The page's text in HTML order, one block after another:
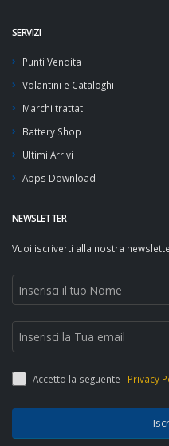
SERVIZI
Punti Vendita
Volantini e Cataloghi
Marchi trattati
Battery Shop
Ultimi Arrivi
Apps Download
NEWSLETTER
Vuoi iscriverti alla nostra
Accetto la seguente Privacy